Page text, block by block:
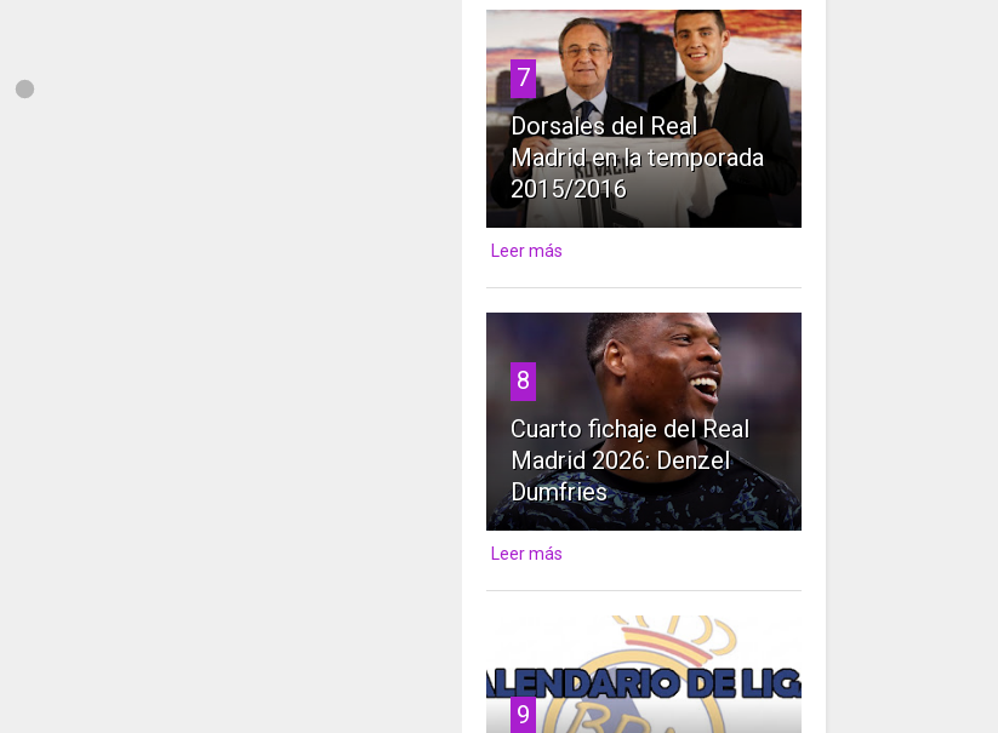
7
Dorsales del Real
Madrid en la temporada
2015/2016
Leer más
8
Cuarto fichaje del Real
Madrid 2026: Denzel
Dumfries
Leer más
9